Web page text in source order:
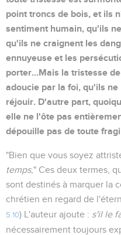
point troncs de bois, et ils
sentiment humain, qu'ils
qu'ils ne craignent les
ennuyeuse et les
porter...Mais la tristesse
adoucie par la foi, qu'ils
réjouir. D'autre part,
elle ne l'ôte pas
dépouille pas de toute
"Bien que vous soyez
temps," Ces deux termes,
sont destinés à marquer la
chrétien en regard de
5.10) L'auteur ajoute : s'il le
nécessairement toujours